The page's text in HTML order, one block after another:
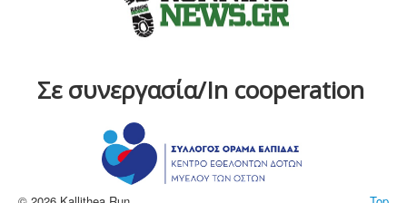
Σε συνεργασία/In cooperation